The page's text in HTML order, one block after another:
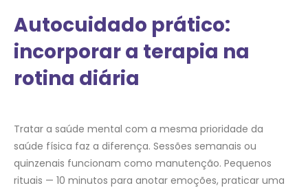
Autocuidado prático:
incorporar a terapia na
rotina diária
Tratar a saúde mental com a mesma prioridade da
saúde física faz a diferença. Sessões semanais ou
quinzenais funcionam como manutenção. Pequenos
rituais — 10 minutos para anotar emoções, praticar uma